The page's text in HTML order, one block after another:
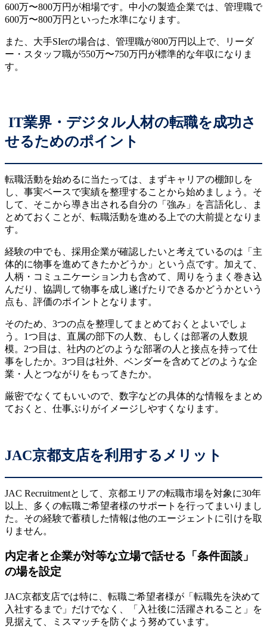
600万〜800万円が相場です。中小の製造企業では、管理職で
600万〜800万円といった水準になります。
また、大手SIerの場合は、管理職が800万円以上で、リーダ
ー・スタッフ職が550万〜750万円が標準的な年収になりま
す。
IT業界・デジタル人材の転職を成功さ
せるためのポイント
転職活動を始めるに当たっては、まずキャリアの棚卸しを
し、事実ベースで実績を整理することから始めましょう。そ
して、そこから導き出される自分の「強み」を言語化し、ま
とめておくことが、転職活動を進める上での大前提となりま
す。
経験の中でも、採用企業が確認したいと考えているのは「主
体的に物事を進めてきたかどうか」という点です。加えて、
人柄・コミュニケーション力も含めて、周りをうまく巻き込
んだり、協調して物事を成し遂げたりできるかどうかという
点も、評価のポイントとなります。
そのため、3つの点を整理してまとめておくとよいでしょ
う。1つ目は、直属の部下の人数、もしくは部署の人数規
模。2つ目は、社内のどのような部署の人と接点を持って仕
事をしたか。3つ目は社外、ベンダーを含めてどのような企
業・人とつながりをもってきたか。
厳密でなくてもいいので、数字などの具体的な情報をまとめ
ておくと、仕事ぶりがイメージしやすくなります。
JAC京都支店を利用するメリット
JAC Recruitmentとして、京都エリアの転職市場を対象に30年
以上、多くの転職ご希望者様のサポートを行ってまいりまし
た。その経験で蓄積した情報は他のエージェントに引けを取
りません。
内定者と企業が対等な立場で話せる「条件面談」
の場を設定
JAC京都支店では特に、転職ご希望者様が「転職先を決めて
入社するまで」だけでなく、「入社後に活躍されること」を
見据えて、ミスマッチを防ぐよう努めています。